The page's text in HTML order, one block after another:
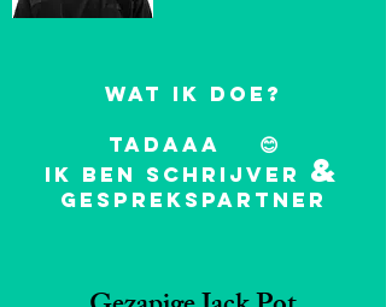
Wat ik doe?
tadaaa 😊
Ik ben schrijver &
gesprekspartner